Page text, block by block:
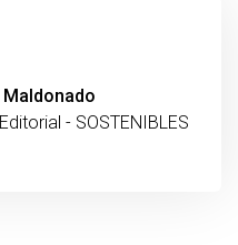
- SOSTENIBLES